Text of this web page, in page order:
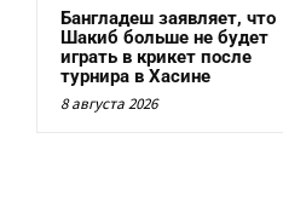
Бангладеш заявляет, что
Шакиб больше не будет
играть в крикет после
турнира в Хасине
8 августа 2026